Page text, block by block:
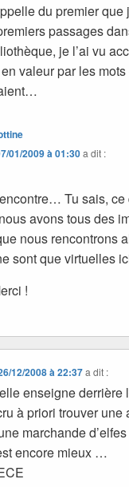
du premier que
passages
je l’ai vu
valeur par les
01/2009 à 01:30a dit :
Tu sais, ce
avons tous des
nous rencontrons
sont que virtuelles
!
12/2008 à 22:37 a dit :
enseigne derrière
à priori trouver
marchande
encore mieux …